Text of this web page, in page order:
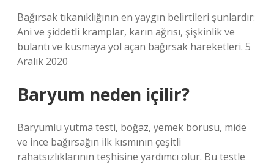
Bağırsak tıkanıklığının en yaygın belirtileri şunlardır:
Ani ve şiddetli kramplar, karın ağrısı, şişkinlik ve
bulantı ve kusmaya yol açan bağırsak hareketleri. 5
Aralık 2020
Baryum neden içilir?
Baryumlu yutma testi, boğaz, yemek borusu, mide
ve ince bağırsağın ilk kısmının çeşitli
rahatsızlıklarının teşhisine yardımcı olur. Bu testle